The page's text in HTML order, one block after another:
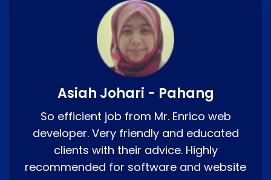
Asiah Johari - Pahang
So efficient job from Mr. Enrico web
developer. Very friendly and educated
clients with their advice. Highly
recommended for software and website